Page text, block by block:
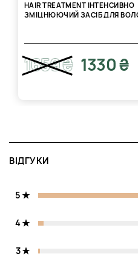
трихологи
зміцнити внутрішню
ризик пошкоджень.
1–2 рази на тиждень.
збільшення кількості
Поступово волосся стає
ламкості. Після
можна зменшити.
поєднувати зі
відповідає за
засоби — за зовнішній
HAIR TREATMENT ІНТЕНСИВНО
ЗМІЦНЮЮЧИЙ ЗАСІБ ДЛЯ
1659 ₴ 1330 ₴
ВІДГУКИ
5
4
3